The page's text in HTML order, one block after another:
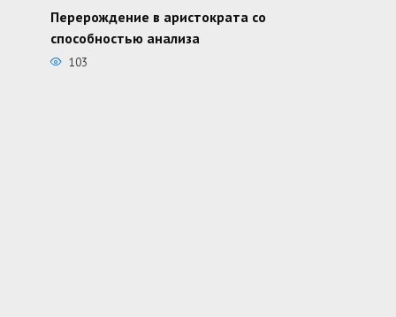
Перерождение в аристократа со
способностью анализа
103